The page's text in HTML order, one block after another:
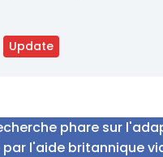
Update
phare sur
l'aide britannique